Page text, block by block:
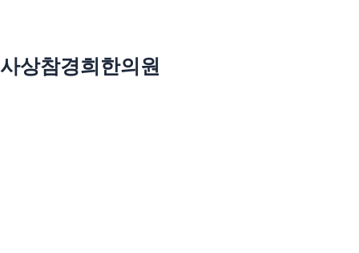
사상참경희한의원